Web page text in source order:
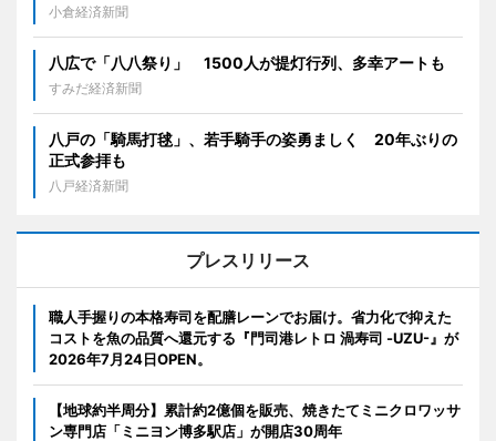
小倉経済新聞
八広で「八八祭り」 1500人が提灯行列、多幸アートも
すみだ経済新聞
八戸の「騎馬打毬」、若手騎手の姿勇ましく 20年ぶりの
正式参拝も
八戸経済新聞
プレスリリース
職人手握りの本格寿司を配膳レーンでお届け。省力化で抑えた
コストを魚の品質へ還元する『門司港レトロ 渦寿司 -UZU-』が
2026年7月24日OPEN。
【地球約半周分】累計約2億個を販売、焼きたてミニクロワッサ
ン専門店「ミニヨン博多駅店」が開店30周年